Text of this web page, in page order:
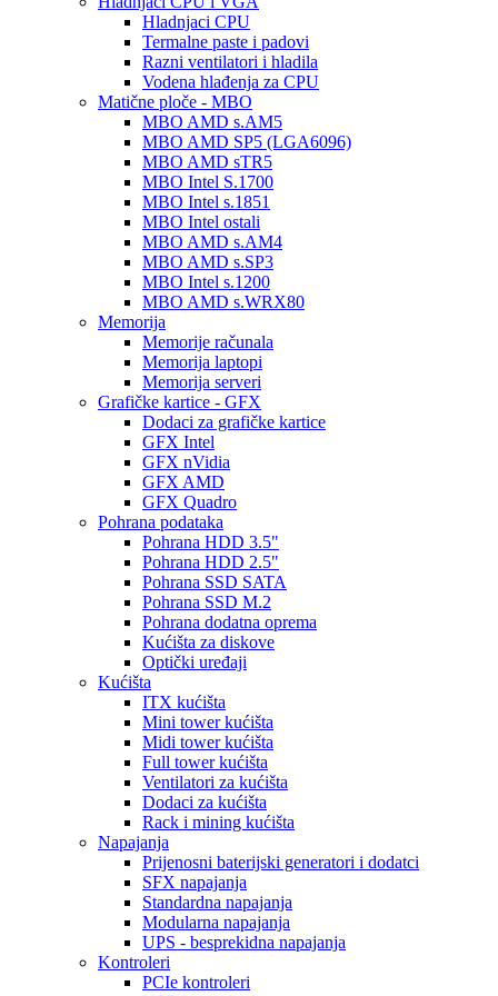
Hladnjaci CPU
Termalne paste i padovi
Razni ventilatori i hladila
Vodena hlađenja za CPU
Matične ploče - MBO
MBO AMD s.AM5
MBO AMD SP5 (LGA6096)
MBO AMD sTR5
MBO Intel S.1700
MBO Intel s.1851
MBO Intel ostali
MBO AMD s.AM4
MBO AMD s.SP3
MBO Intel s.1200
MBO AMD s.WRX80
Memorija
Memorije računala
Memorija laptopi
Memorija serveri
Grafičke kartice - GFX
Dodaci za grafičke kartice
GFX Intel
GFX nVidia
GFX AMD
GFX Quadro
Pohrana podataka
Pohrana HDD 3.5"
Pohrana HDD 2.5"
Pohrana SSD SATA
Pohrana SSD M.2
Pohrana dodatna oprema
Kućišta za diskove
Optički uređaji
Kućišta
ITX kućišta
Mini tower kućišta
Midi tower kućišta
Full tower kućišta
Ventilatori za kućišta
Dodaci za kućišta
Rack i mining kućišta
Napajanja
Prijenosni baterijski generatori i dodatci
SFX napajanja
Standardna napajanja
Modularna napajanja
UPS - besprekidna napajanja
Kontroleri
PCIe kontroleri